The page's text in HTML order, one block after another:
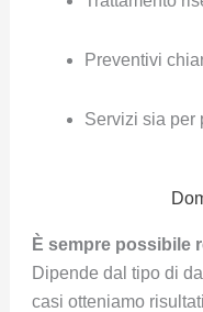
Preventivi
Servizi sia per
È sempre possibile
Dipende dal tipo di
casi otteniamo